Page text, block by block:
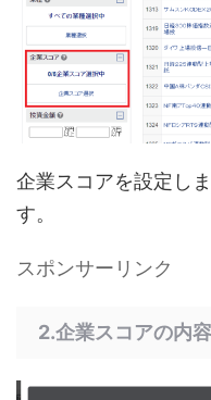
企業スコアを設定し
す。
スポンサーリンク
2.企業スコアの内容